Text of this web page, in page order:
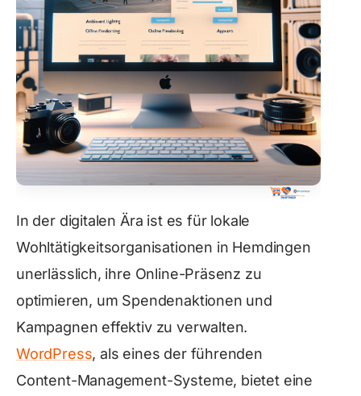
In der digitalen Ära ist es für lokale
Wohltätigkeitsorganisationen in Hemdingen
unerlässlich, ihre Online-Präsenz zu
optimieren, um Spendenaktionen und
Kampagnen effektiv zu verwalten.
WordPress, als eines der führenden
Content-Management-Systeme, bietet eine